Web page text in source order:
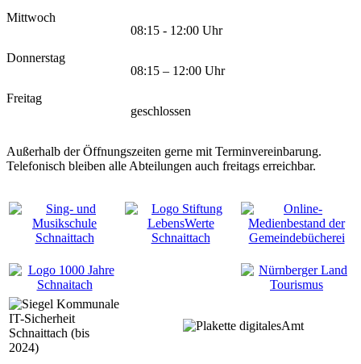
Mittwoch
08:15 - 12:00 Uhr
Donnerstag
08:15 – 12:00 Uhr
Freitag
geschlossen
Außerhalb der Öffnungszeiten gerne mit Terminvereinbarung.
Telefonisch bleiben alle Abteilungen auch freitags erreichbar.